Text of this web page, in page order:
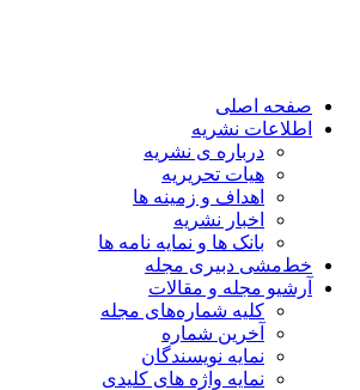
صفحه اصلی
اطلاعات نشریه
درباره ی نشریه
هیات تحریریه
اهداف و زمینه ها
اخبار نشریه
بانک ها و نمایه نامه ها
خط‌مشی دبیری مجله
آرشیو مجله و مقالات
کلیه شماره‌های مجله
آخرین شماره
نمایه نویسندگان
نمایه واژه های کلیدی